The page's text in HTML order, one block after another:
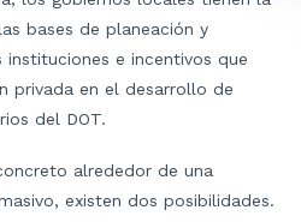
bases de planeación y
e incentivos que
privada en el desarrollo de
del DOT.
alrededor de una
existen dos posibilidades.